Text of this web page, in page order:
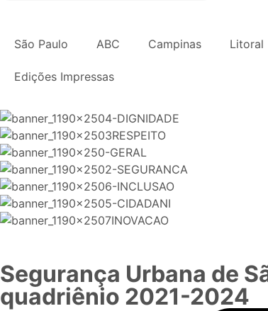
São Paulo ABC Campinas Litoral
Edições Impressas
Segurança Urbana de
quadriênio 2021-2024